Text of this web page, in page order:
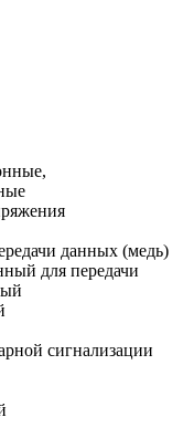
данных (медь)
для передачи
сигнализации